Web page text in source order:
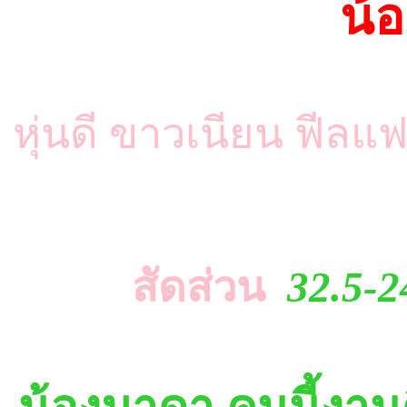
น้
หุ่นดี ขาวเนียน ฟีลแ
สัดส่วน32.5-